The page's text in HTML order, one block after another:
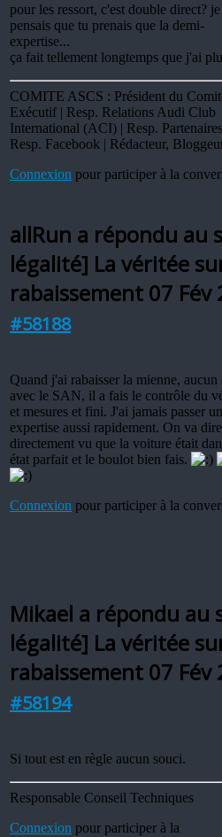
pour les ressort, c'est double direct? je
pensais que tu prenais que la demi-
expertise...
ça fait tellement longtemps que j'ai
COMITE ASCS : Président du
Exécutif | Resp. Relations Audi Club
International (ACI) | Resp.
Resp. Facebook | Rédacteur,
Connexion pour participer à la
allRun a répondu au
légalité] La véritée
rabaissement 07 Fév
#58188
Quand j'ai rabaisser la mienne, aucun
avec le SAN, il a fais le contrôle du
et mesures et fini. J'ai jamais passer
expertise aussi rapidement. On va
directement vu que la voiture était
état parfait et le boulot bien fais.
Connexion pour participer à la
Mikael a répondu au
légalité] La véritée
rabaissement 07 Fév
#58194
Si tout est en règle aucun souci.
Responsable Conseil Techniques
Connexion pour participer à la